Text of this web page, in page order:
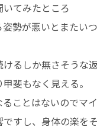
てみたところ
姿勢が悪いとまたい
るしか無さそう
斐もなく見える。
ことはないのでマ
すし、身体の楽を